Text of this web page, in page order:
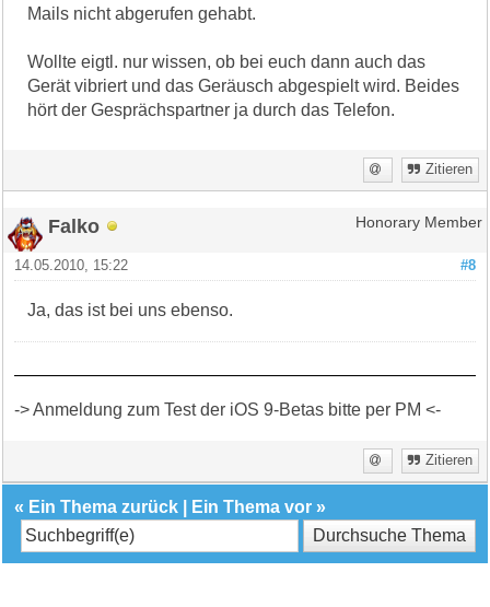
Mails nicht abgerufen gehabt.
Wollte eigtl. nur wissen, ob bei euch dann auch das
Gerät vibriert und das Geräusch abgespielt wird. Beides
hört der Gesprächspartner ja durch das Telefon.
Zitieren
Falko Honorary Member
#8
14.05.2010, 15:22
Ja, das ist bei uns ebenso.
-> Anmeldung zum Test der iOS 9-Betas bitte per PM <-
Zitieren
« Ein Thema zurück Ein Thema vor »